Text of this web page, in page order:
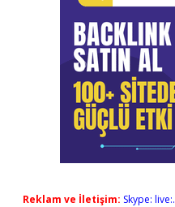
Reklam ve İletişim: Skype: